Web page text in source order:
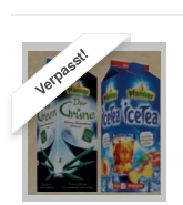
Verpasst!